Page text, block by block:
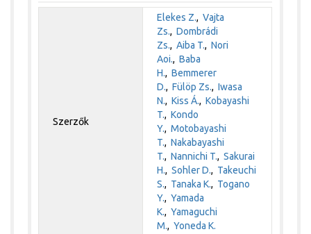
Szerzők
Elekes Z.,Vajta
Zs.,Dombrádi
Zs.,Aiba T.,Nori
Aoi.,Baba
H.,Bemmerer
D.,Fülöp Zs.,Iwasa
N.,Kiss Á.,Kobayashi
T.,Kondo
Y.,Motobayashi
T.,Nakabayashi
T.,Nannichi T.,Sakurai
H.,Sohler D., Takeuchi
S., Tanaka K., Togano
Y.,Yamada
K.,Yamaguchi
M.,Yoneda K.